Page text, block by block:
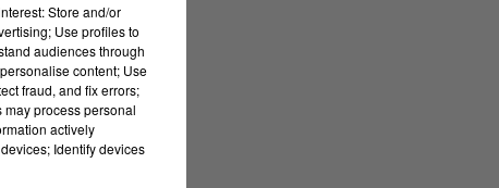
Store and/or
Use profiles to
audiences through
content; Use
fraud, and fix errors;
process personal
actively
Identify devices